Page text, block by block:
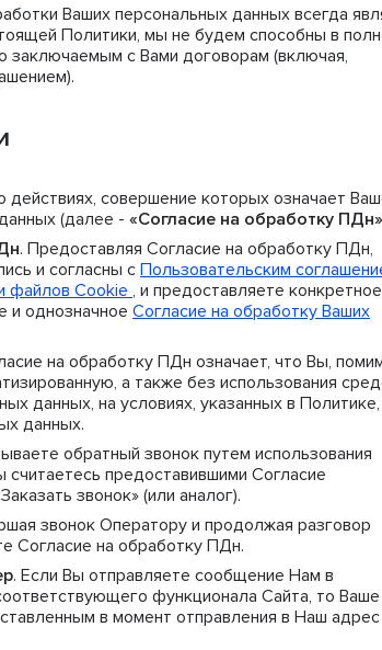
Ваших персональных данных всегда
Политики, мы не будем способны в
заключаемым с Вами договорам (включая,
совершение которых означает
(далее - «Согласие на обработку ПДн»
. Предоставляя Согласие на обработку ПДн,
и согласны с Пользовательским
файлов Cookie , и предоставляете
и однозначное Согласие на обработку Ваших
на обработку ПДн означает, что Вы,
а также без использования
данных, на условиях, указанных в Политике,
данных.
обратный звонок путем использования
предоставившими Согласие
звонок» (или аналог).
звонок Оператору и продолжая разговор
Согласие на обработку ПДн.
. Если Вы отправляете сообщение Нам в
функционала Сайта, то Ваше
в момент отправления в Наш адрес